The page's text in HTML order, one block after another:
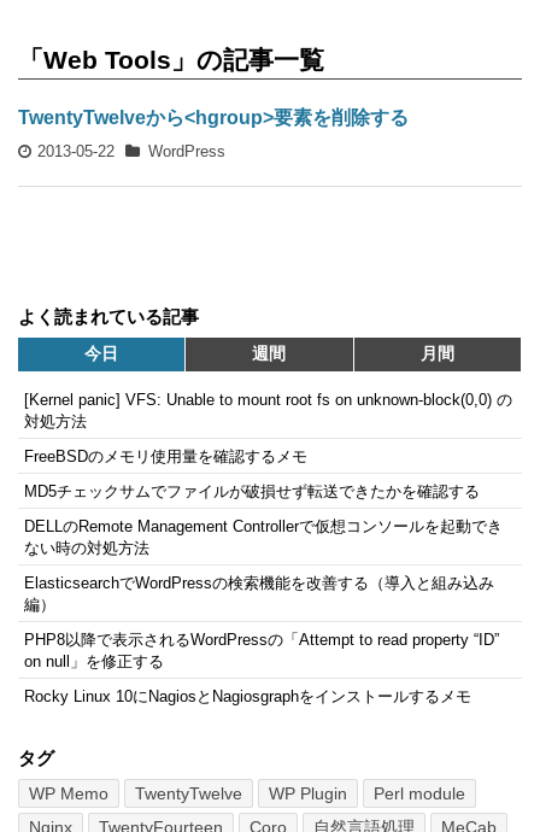
「Web Tools」の記事一覧
TwentyTwelveから<hgroup>要素を削除する
2013-05-22 WordPress
よく読まれている記事
今日 週間 月間
[Kernel panic] VFS: Unable to mount root fs on unknown-block(0,0) の
対処方法
FreeBSDのメモリ使用量を確認するメモ
MD5チェックサムでファイルが破損せず転送できたかを確認する
DELLのRemote Management Controllerで仮想コンソールを起動でき
ない時の対処方法
ElasticsearchでWordPressの検索機能を改善する（導入と組み込み
編）
PHP8以降で表示されるWordPressの「Attempt to read property “ID”
on null」を修正する
Rocky Linux 10にNagiosとNagiosgraphをインストールするメモ
タグ
WP Memo TwentyTwelve WP Plugin
Perl module
Nginx
TwentyFourteen Coro 自然言語処理 MeCab